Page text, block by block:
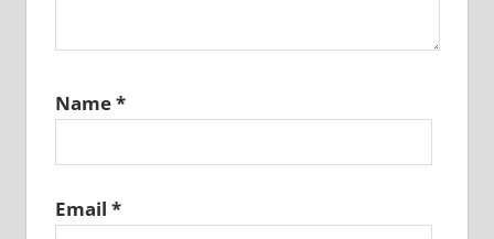
Name*
Email *